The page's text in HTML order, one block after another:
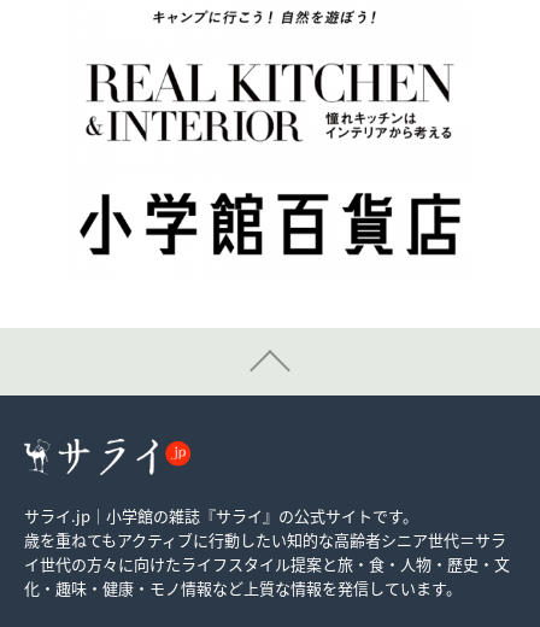
サライ.jp｜小学館の雑誌『サライ』の公式サイトです。
歳を重ねてもアクティブに行動したい知的な高齢者シニア世代＝サラ
イ世代の方々に向けたライフスタイル提案と旅・食・人物・歴史・文
化・趣味・健康・モノ情報など上質な情報を発信しています。